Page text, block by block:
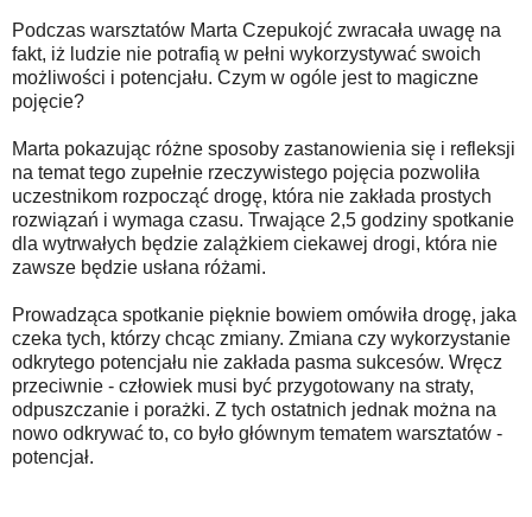
Podczas warsztatów Marta Czepukojć zwracała uwagę na
fakt, iż ludzie nie potrafią w pełni wykorzystywać swoich
możliwości i potencjału. Czym w ogóle jest to magiczne
pojęcie?
Marta pokazując różne sposoby zastanowienia się i refleksji
na temat tego zupełnie rzeczywistego pojęcia pozwoliła
uczestnikom rozpocząć drogę, która nie zakłada prostych
rozwiązań i wymaga czasu. Trwające 2,5 godziny spotkanie
dla wytrwałych będzie zalążkiem ciekawej drogi, która nie
zawsze będzie usłana różami.
Prowadząca spotkanie pięknie bowiem omówiła drogę, jaka
czeka tych, którzy chcąc zmiany. Zmiana czy wykorzystanie
odkrytego potencjału nie zakłada pasma sukcesów. Wręcz
przeciwnie - człowiek musi być przygotowany na straty,
odpuszczanie i porażki. Z tych ostatnich jednak można na
nowo odkrywać to, co było głównym tematem warsztatów -
potencjał.